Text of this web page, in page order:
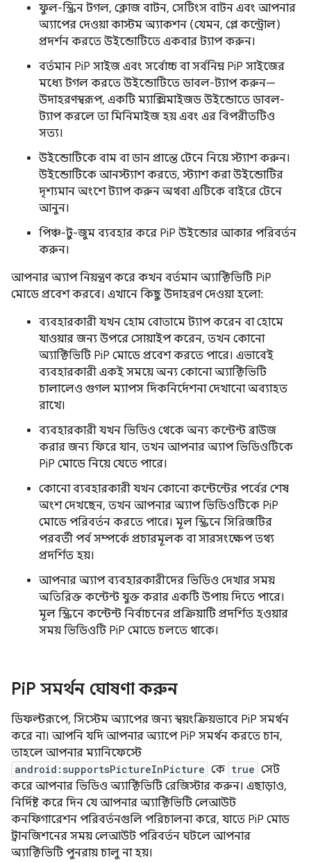
ফুল-স্ক্রিন টগল, ক্লোজ বাটন, সেটিংস বাটন এবং আপনার
অ্যাপের দেওয়া কাস্টম অ্যাকশন (যেমন, প্লে কন্ট্রোল)
প্রদর্শন করতে উইন্ডোটিতে একবার ট্যাপ করুন।
বর্তমান PiP সাইজ এবং সর্বোচ্চ বা সর্বনিম্ন PiP সাইজের
মধ্যে টগল করতে উইন্ডোটিতে ডাবল-ট্যাপ করুন—
উদাহরণস্বরূপ, একটি ম্যাক্সিমাইজড উইন্ডোতে ডাবল-
ট্যাপ করলে তা মিনিমাইজ হয় এবং এর বিপরীতটিও
সত্য।
উইন্ডোটিকে বাম বা ডান প্রান্তে টেনে নিয়ে স্ট্যাশ করুন।
উইন্ডোটিকে আনস্ট্যাশ করতে, স্ট্যাশ করা উইন্ডোটির
দৃশ্যমান অংশে ট্যাপ করুন অথবা এটিকে বাইরে টেনে
আনুন।
পিঞ্চ-টু-জুম ব্যবহার করে PiP উইন্ডোর আকার পরিবর্তন
করুন।
আপনার অ্যাপ নিয়ন্ত্রণ করে কখন বর্তমান অ্যাক্টিভিটি PiP
মোডে প্রবেশ করবে। এখানে কিছু উদাহরণ দেওয়া হলো:
ব্যবহারকারী যখন হোম বোতামে ট্যাপ করেন বা হোমে
যাওয়ার জন্য উপরে সোয়াইপ করেন, তখন কোনো
অ্যাক্টিভিটি PiP মোডে প্রবেশ করতে পারে। এভাবেই
ব্যবহারকারী একই সময়ে অন্য কোনো অ্যাক্টিভিটি
চালালেও গুগল ম্যাপস দিকনির্দেশনা দেখানো অব্যাহত
রাখে।
ব্যবহারকারী যখন ভিডিও থেকে অন্য কন্টেন্ট ব্রাউজ
করার জন্য ফিরে যান, তখন আপনার অ্যাপ ভিডিওটিকে
PiP মোডে নিয়ে যেতে পারে।
কোনো ব্যবহারকারী যখন কোনো কন্টেন্টের পর্বের শেষ
অংশ দেখছেন, তখন আপনার অ্যাপ ভিডিওটিকে PiP
মোডে পরিবর্তন করতে পারে। মূল স্ক্রিনে সিরিজটির
পরবর্তী পর্ব সম্পর্কে প্রচারমূলক বা সারসংক্ষেপ তথ্য
প্রদর্শিত হয়।
আপনার অ্যাপ ব্যবহারকারীদের ভিডিও দেখার সময়
অতিরিক্ত কন্টেন্ট যুক্ত করার একটি উপায় দিতে পারে।
মূল স্ক্রিনে কন্টেন্ট নির্বাচনের প্রক্রিয়াটি প্রদর্শিত হওয়ার
সময় ভিডিওটি PiP মোডে চলতে থাকে।
PiP সমর্থন ঘোষণা করুন
ডিফল্টরূপে, সিস্টেম অ্যাপের জন্য স্বয়ংক্রিয়ভাবে PiP সমর্থন
করে না। আপনি যদি আপনার অ্যাপে PiP সমর্থন করতে চান,
তাহলে আপনার ম্যানিফেস্টে
android:supportsPictureInPicture কে true সেট
করে আপনার ভিডিও অ্যাক্টিভিটি রেজিস্টার করুন। এছাড়াও,
নির্দিষ্ট করে দিন যে আপনার অ্যাক্টিভিটি লেআউট
কনফিগারেশন পরিবর্তনগুলি পরিচালনা করে, যাতে PiP মোড
ট্রানজিশনের সময় লেআউট পরিবর্তন ঘটলে আপনার
অ্যাক্টিভিটি পুনরায় চালু না হয়।